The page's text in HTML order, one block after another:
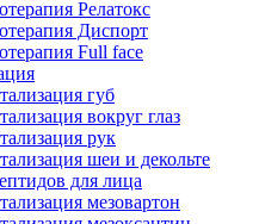
Релатокс
Диспорт
Full face
губ
вокруг глаз
рук
шеи и декольте
для лица
мезовартон